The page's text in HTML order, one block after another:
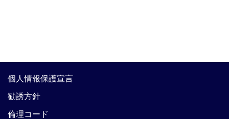
個人情報保護宣言
勧誘方針
倫理コード